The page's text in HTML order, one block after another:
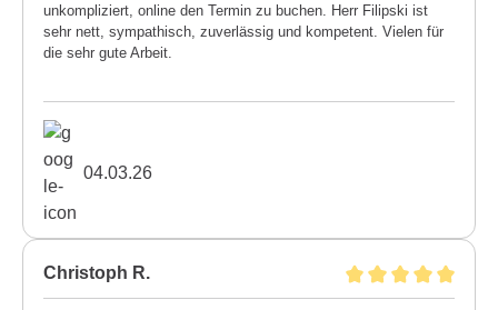
unkompliziert, online den Termin zu buchen. Herr Filipski ist
sehr nett, sympathisch, zuverlässig und kompetent. Vielen für
die sehr gute Arbeit.
04.03.26
Christoph R.